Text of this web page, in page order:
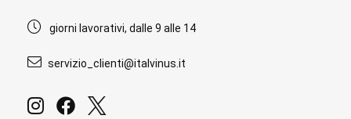
giorni lavorativi, dalle 9 alle 14
servizio_clienti@italvinus.it